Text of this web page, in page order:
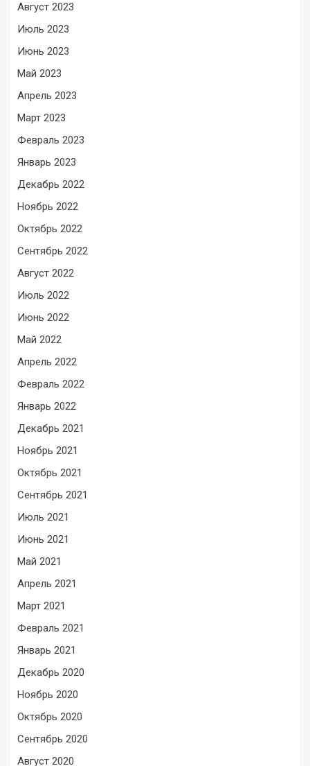
Август 2023
Июль 2023
Июнь 2023
Май 2023
Апрель 2023
Март 2023
Февраль 2023
Январь 2023
Декабрь 2022
Ноябрь 2022
Октябрь 2022
Сентябрь 2022
Август 2022
Июль 2022
Июнь 2022
Май 2022
Апрель 2022
Февраль 2022
Январь 2022
Декабрь 2021
Ноябрь 2021
Октябрь 2021
Сентябрь 2021
Июль 2021
Июнь 2021
Май 2021
Апрель 2021
Март 2021
Февраль 2021
Январь 2021
Декабрь 2020
Ноябрь 2020
Октябрь 2020
Сентябрь 2020
Август 2020